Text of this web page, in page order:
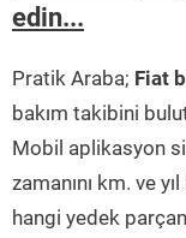
edin...
Pratik Araba; Fiat
bakım takibini
Mobil aplikasyon
zamanını km. ve
hangi yedek